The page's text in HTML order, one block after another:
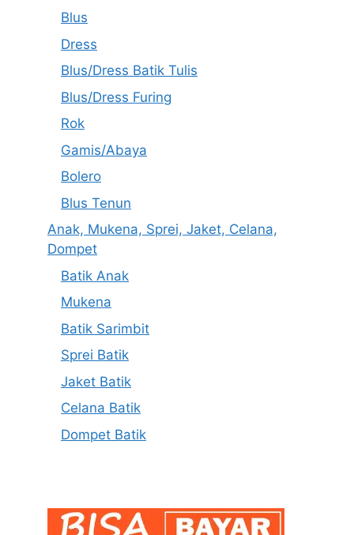
Blus
Dress
Blus/Dress Batik Tulis
Blus/Dress Furing
Rok
Gamis/Abaya
Bolero
Blus Tenun
Anak, Mukena, Sprei, Jaket, Celana,
Dompet
Batik Anak
Mukena
Batik Sarimbit
Sprei Batik
Jaket Batik
Celana Batik
Dompet Batik